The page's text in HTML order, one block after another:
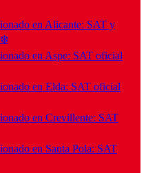
en Alicante: SAT y
❄️
en Aspe: SAT oficial
en Elda: SAT oficial
en Crevillente: SAT
en Santa Pola: SAT